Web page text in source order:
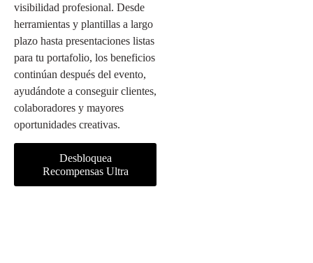
visibilidad profesional. Desde
herramientas y plantillas a largo
plazo hasta presentaciones listas
para tu portafolio, los beneficios
continúan después del evento,
ayudándote a conseguir clientes,
colaboradores y mayores
oportunidades creativas.
Desbloquea
Recompensas Ultra